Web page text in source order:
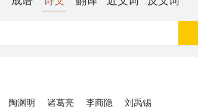
陶渊明 诸葛亮 李商隐
刘禹锡